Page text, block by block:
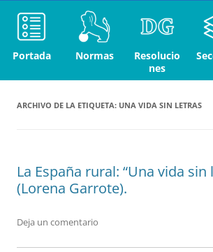
Portada Normas
Resolucio
nes
ARCHIVO DE LA ETIQUETA: UNA VIDA SIN LETRAS
La España rural: “Una vida sin
(Lorena Garrote).
Deja un comentario